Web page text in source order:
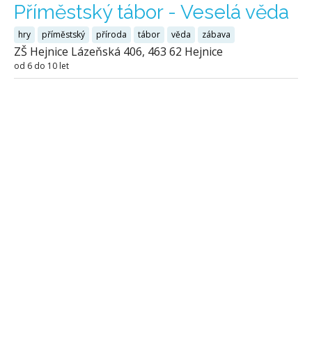
Příměstský tábor - Veselá věda
hry příměstský příroda tábor věda zábava
ZŠ Hejnice Lázeňská 406, 463 62 Hejnice
od 6 do 10 let